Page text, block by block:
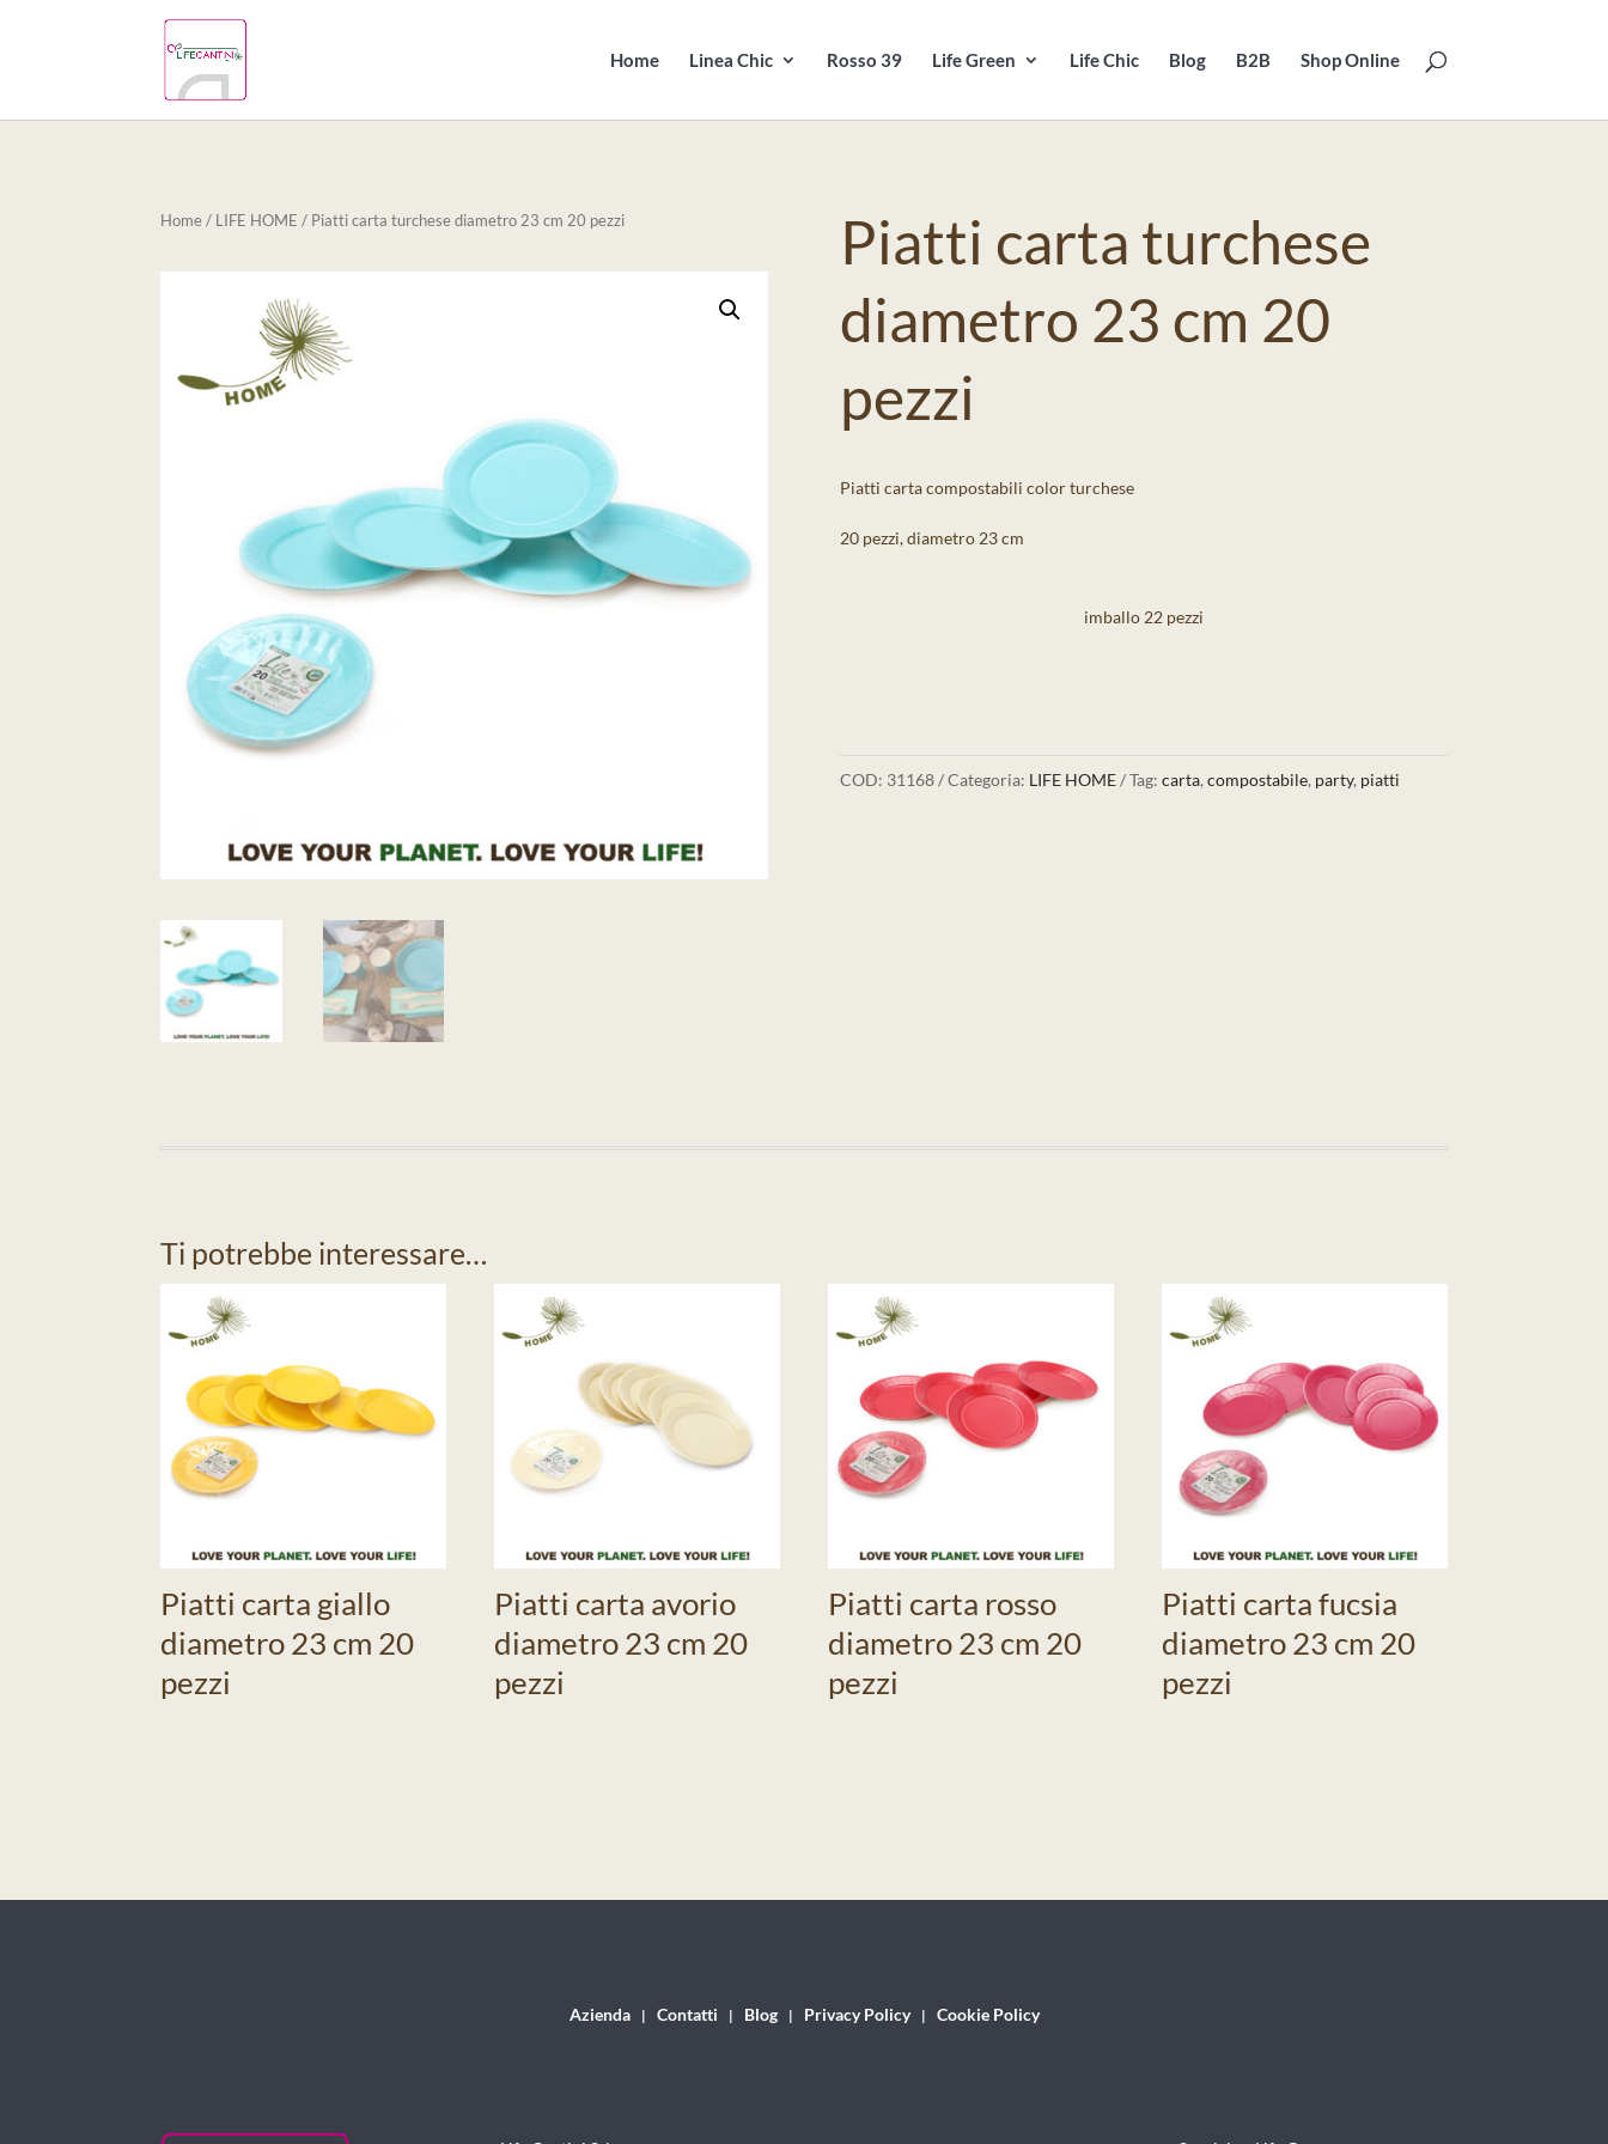
Home Linea Chic Rosso 39 Life Green Life Chic Blog B2B Shop Online
Home/ LIFE HOME / Piatti carta turchese diametro 23 cm 20 pezzi
Piatti carta turchese
diametro 23 cm 20
pezzi
Piatti carta compostabili color turchese
20 pezzi, diametro 23 cm
imballo 22 pezzi
COD: 31168 Categoria: LIFE HOME Tag: carta, compostabile, party, piatti
Ti potrebbe interessare…
Piatti carta giallo
diametro 23 cm 20
pezzi
Piatti carta avorio
diametro 23 cm 20
pezzi
Piatti carta rosso
diametro 23 cm 20
pezzi
Piatti carta fucsia
diametro 23 cm 20
pezzi
Azienda Contatti Blog Privacy Policy Cookie Policy